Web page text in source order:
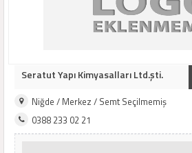
Seratut Yapı Kimyasalları Ltd.şti.
Niğde / Merkez / Semt Seçilmemiş
0388 233 02 21